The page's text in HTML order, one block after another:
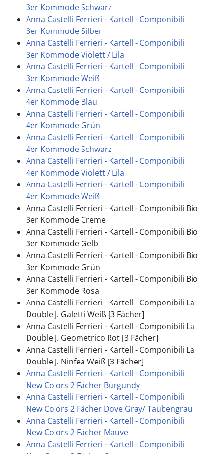
3er Kommode Schwarz
Anna Castelli Ferrieri - Kartell - Componibili
3er Kommode Silber
Anna Castelli Ferrieri - Kartell - Componibili
3er Kommode Violett / Lila
Anna Castelli Ferrieri - Kartell - Componibili
3er Kommode Weiß
Anna Castelli Ferrieri - Kartell - Componibili
4er Kommode Blau
Anna Castelli Ferrieri - Kartell - Componibili
4er Kommode Grün
Anna Castelli Ferrieri - Kartell - Componibili
4er Kommode Schwarz
Anna Castelli Ferrieri - Kartell - Componibili
4er Kommode Violett / Lila
Anna Castelli Ferrieri - Kartell - Componibili
4er Kommode Weiß
Anna Castelli Ferrieri - Kartell - Componibili Bio
3er Kommode Creme
Anna Castelli Ferrieri - Kartell - Componibili Bio
3er Kommode Gelb
Anna Castelli Ferrieri - Kartell - Componibili Bio
3er Kommode Grün
Anna Castelli Ferrieri - Kartell - Componibili Bio
3er Kommode Rosa
Anna Castelli Ferrieri - Kartell - Componibili La
Double J. Galetti Weiß [3 Fächer]
Anna Castelli Ferrieri - Kartell - Componibili La
Double J. Geometrico Rot [3 Fächer]
Anna Castelli Ferrieri - Kartell - Componibili La
Double J. Ninfea Weiß [3 Fächer]
Anna Castelli Ferrieri - Kartell - Componibili
New Colors 2 Fächer Burgundy
Anna Castelli Ferrieri - Kartell - Componibili
New Colors 2 Fächer Dove Gray/ Taubengrau
Anna Castelli Ferrieri - Kartell - Componibili
New Colors 2 Fächer Mauve
Anna Castelli Ferrieri - Kartell - Componibili